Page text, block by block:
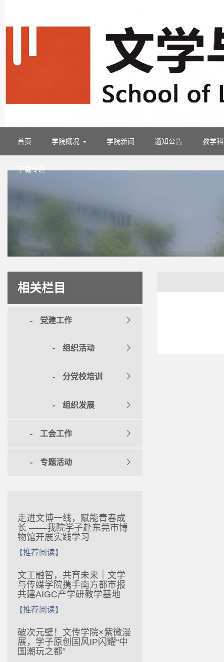
首页 学院概况 学院新闻 通知公告 教学
下载专区
相关栏目
党建工作
组织活动
分党校培训
组织发展
工会工作
专题活动
走进文博一线，赋能青春成
长 ——我院学子赴东莞市博
物馆开展实践学习
【推荐阅读】
文工融智，共育未来｜文学
与传媒学院携手南方都市报
共建AIGC产学研教学基地
【推荐阅读】
破次元壁！文传学院×紫微漫
展，学子原创国风IP闪耀“中
国潮玩之都”